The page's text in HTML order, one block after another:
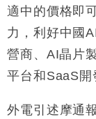
及消費表
16:47
本地｜假
損失近
適中的價格即
力，利好中國
營商、AI晶片
平台和SaaS開
外電引述摩通